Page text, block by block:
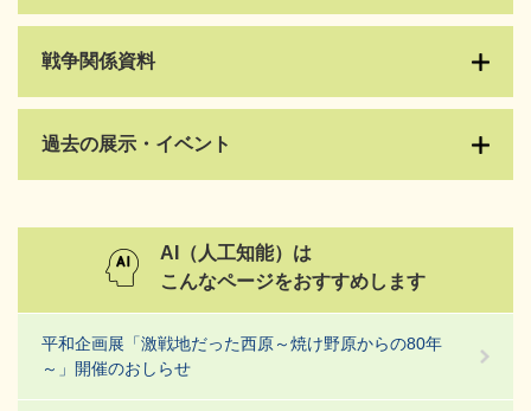
戦争関係資料
過去の展示・イベント
AI（人工知能）は
こんなページをおすすめします
平和企画展「激戦地だった西原～焼け野原からの80年
～」開催のおしらせ